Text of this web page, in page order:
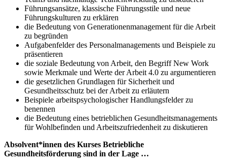
Führungsansätze, klassische Führungsstile und neue
Führungskulturen zu erklären
die Bedeutung von Generationenmanagement für die Arbeit
zu begründen
Aufgabenfelder des Personalmanagements und Beispiele zu
präsentieren
die soziale Bedeutung von Arbeit, den Begriff New Work
sowie Merkmale und Werte der Arbeit 4.0 zu argumentieren
die gesetzlichen Grundlagen für Sicherheit und
Gesundheitsschutz bei der Arbeit zu erläutern
Beispiele arbeitspsychologischer Handlungsfelder zu
benennen
die Bedeutung eines betrieblichen Gesundheitsmanagements
für Wohlbefinden und Arbeitszufriedenheit zu diskutieren
Absolvent*innen des Kurses Betriebliche
Gesundheitsförderung sind in der Lage …